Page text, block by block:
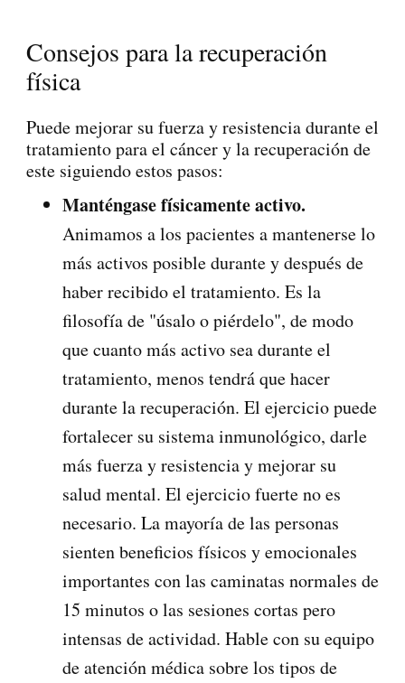
Consejos para la recuperación
física
Puede mejorar su fuerza y resistencia durante el
tratamiento para el cáncer y la recuperación de
este siguiendo estos pasos:
Manténgase físicamente activo.
Animamos a los pacientes a mantenerse lo
más activos posible durante y después de
haber recibido el tratamiento. Es la
filosofía de "úsalo o piérdelo", de modo
que cuanto más activo sea durante el
tratamiento, menos tendrá que hacer
durante la recuperación. El ejercicio puede
fortalecer su sistema inmunológico, darle
más fuerza y resistencia y mejorar su
salud mental. El ejercicio fuerte no es
necesario. La mayoría de las personas
sienten beneficios físicos y emocionales
importantes con las caminatas normales de
15 minutos o las sesiones cortas pero
intensas de actividad. Hable con su equipo
de atención médica sobre los tipos de